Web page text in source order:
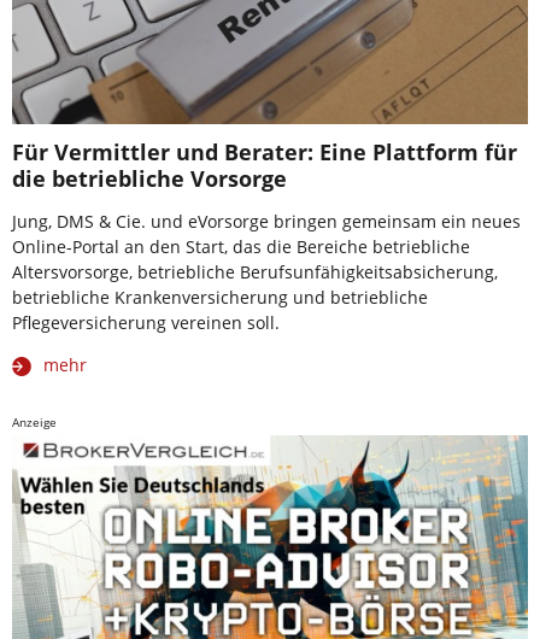
Für Vermittler und Berater: Eine Plattform für
die betriebliche Vorsorge
Jung, DMS & Cie. und eVorsorge bringen gemeinsam ein neues
Online-Portal an den Start, das die Bereiche betriebliche
Altersvorsorge, betriebliche Berufsunfähigkeitsabsicherung,
betriebliche Krankenversicherung und betriebliche
Pflegeversicherung vereinen soll.
mehr
Anzeige